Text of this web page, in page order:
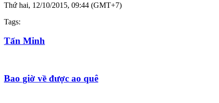
Thứ hai, 12/10/2015, 09:44 (GMT+7)
Tags:
Tấn Minh
Bao giờ về được ao quê